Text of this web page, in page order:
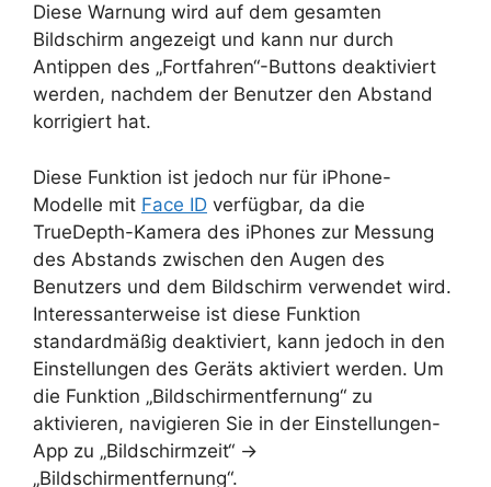
Diese Warnung wird auf dem gesamten
Bildschirm angezeigt und kann nur durch
Antippen des „Fortfahren“-Buttons deaktiviert
werden, nachdem der Benutzer den Abstand
korrigiert hat.
Diese Funktion ist jedoch nur für iPhone-
Modelle mit Face ID verfügbar, da die
TrueDepth-Kamera des iPhones zur Messung
des Abstands zwischen den Augen des
Benutzers und dem Bildschirm verwendet wird.
Interessanterweise ist diese Funktion
standardmäßig deaktiviert, kann jedoch in den
Einstellungen des Geräts aktiviert werden. Um
die Funktion „Bildschirmentfernung“ zu
aktivieren, navigieren Sie in der Einstellungen-
App zu „Bildschirmzeit“ ->
„Bildschirmentfernung“.